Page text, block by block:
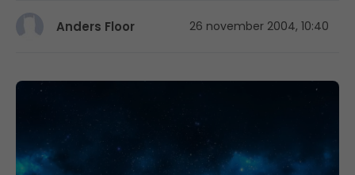
Anders Floor 26 november 2004, 10:40